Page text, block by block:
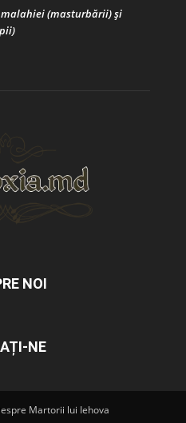
(masturbării) şi
NOI
NE
Martorii lui Iehova